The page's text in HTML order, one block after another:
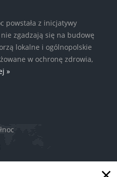
powstała z inicjatywy
zgadzają się na budowę
lokalne i ogólnopolskie
w ochronę zdrowia,
»